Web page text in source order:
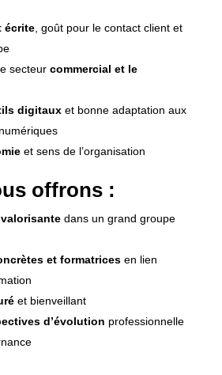
écrite, goût pour le contact client et
secteur commercial et le
digitauxet bonne adaptation aux
et sens de l’organisation
offrons :
dans un grand groupe
et formatrices en lien
et bienveillant
d’évolution professionnelle